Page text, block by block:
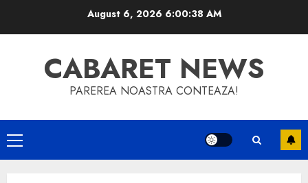
August 6, 2026 6:00:38 AM
CABARET NEWS
PAREREA NOASTRA CONTEAZA!
Primary
Menu